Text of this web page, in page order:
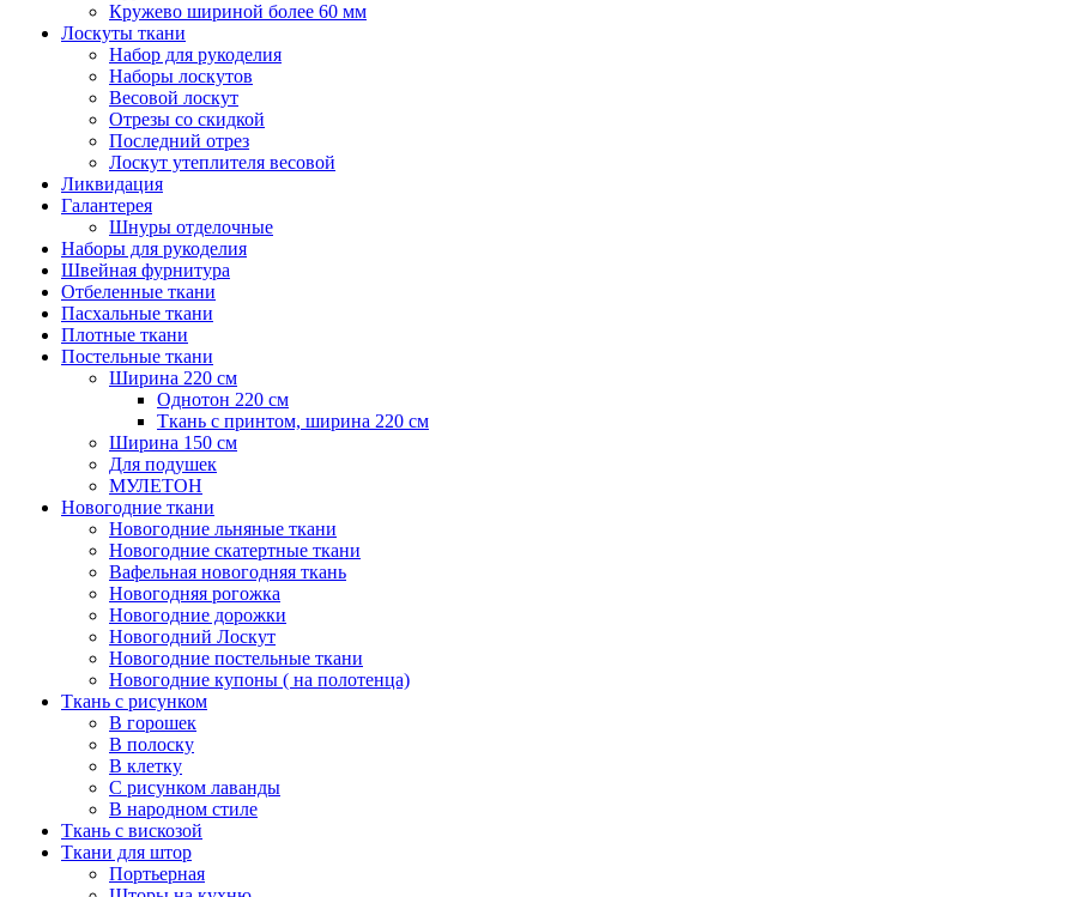
Кружево шириной более 60 мм
Лоскуты ткани
Набор для рукоделия
Наборы лоскутов
Весовой лоскут
Отрезы со скидкой
Последний отрез
Лоскут утеплителя весовой
Ликвидация
Галантерея
Шнуры отделочные
Наборы для рукоделия
Швейная фурнитура
Отбеленные ткани
Пасхальные ткани
Плотные ткани
Постельные ткани
Ширина 220 см
Однотон 220 см
Ткань с принтом, ширина 220 см
Ширина 150 см
Для подушек
МУЛЕТОН
Новогодние ткани
Новогодние льняные ткани
Новогодние скатертные ткани
Вафельная новогодняя ткань
Новогодняя рогожка
Новогодние дорожки
Новогодний Лоскут
Новогодние постельные ткани
Новогодние купоны ( на полотенца)
Ткань с рисунком
В горошек
В полоску
В клетку
С рисунком лаванды
В народном стиле
Ткань с вискозой
Ткани для штор
Портьерная